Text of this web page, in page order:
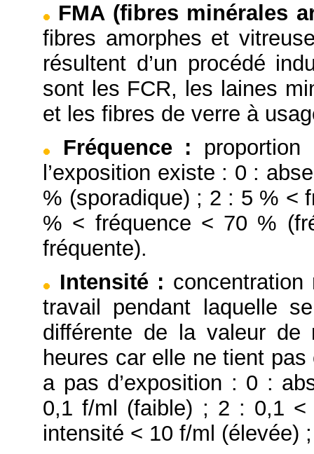
FMA (fibres minérales
fibres amorphes et
résultent d’un procédé
sont les FCR, les laines
et les fibres de verre à
Fréquence:
l’exposition existe : 0 :
% (sporadique) ; 2 : 5 % <
% < fréquence < 70 %
fréquente).
Intensité:
travail pendant laquelle
différente de la valeur de
heures car elle ne tient
a pas d’exposition : 0 :
0,1 f/ml (faible) ; 2 : 0,1
intensité < 10 f/ml (élevée)